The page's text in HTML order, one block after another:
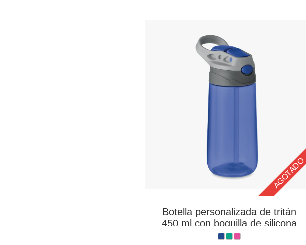
AGOTADO
Botella personalizada de tritán
450 ml con boquilla de silicona